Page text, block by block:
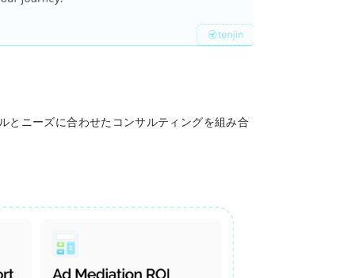
ニーズに合わせたコンサルティングを組み合